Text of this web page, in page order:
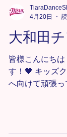
い📩💕 ＊-＊-
#キッズダンス
ンス #大宮ダ
ダンス #見沼区
#
大和田
皆様こんにち
す！🧡 キッズ
へ向けて頑張
の裏が上手に
4月20日